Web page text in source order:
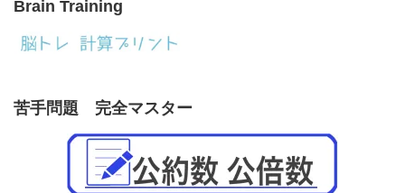
Brain Training
苦手問題 完全マスター